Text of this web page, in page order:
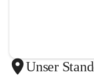
Unser